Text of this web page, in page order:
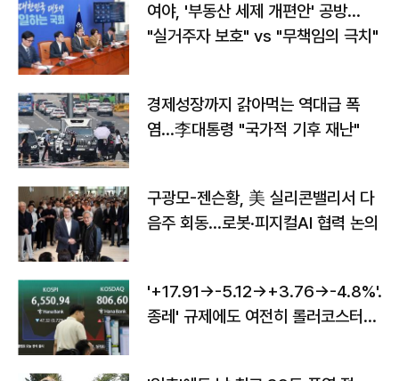
여야, '부동산 세제 개편안' 공방…
"실거주자 보호" vs "무책임의 극치"
경제성장까지 갉아먹는 역대급 폭
염…李대통령 "국가적 기후 재난"
구광모-젠슨황, 美 실리콘밸리서 다
음주 회동…로봇·피지컬AI 협력 논의
'+17.91→-5.12→+3.76→-4.8%'…'
종레' 규제에도 여전히 롤러코스터